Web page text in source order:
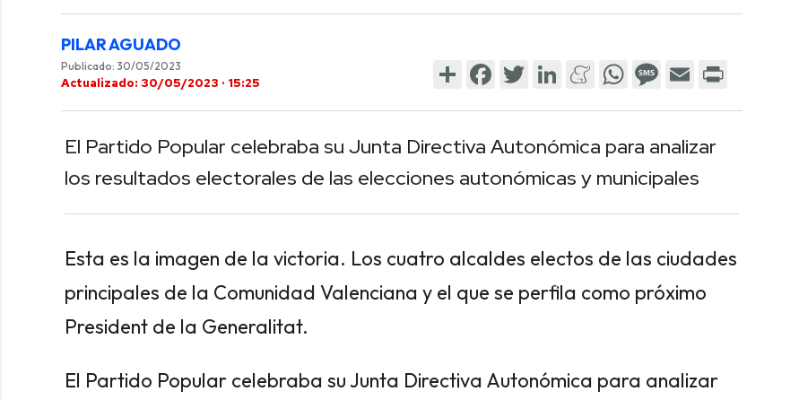
minutes,
secondsVolume
0%
PILAR AGUADO
Publicado: 30/05/2023
Actualizado: 30/05/2023 · 15:25
ShareFacebook
TwitterLinkedInMeneame
WhatsApp
Message
Email
El Partido Popular celebraba su Junta Directiva Autonómica para analizar
los resultados electorales de las elecciones autonómicas y municipales
Esta es la imagen de la victoria. Los cuatro alcaldes electos de las ciudades
principales de la Comunidad Valenciana y el que se perfila como próximo
President de la Generalitat.
El Partido Popular celebraba su Junta Directiva Autonómica para analizar